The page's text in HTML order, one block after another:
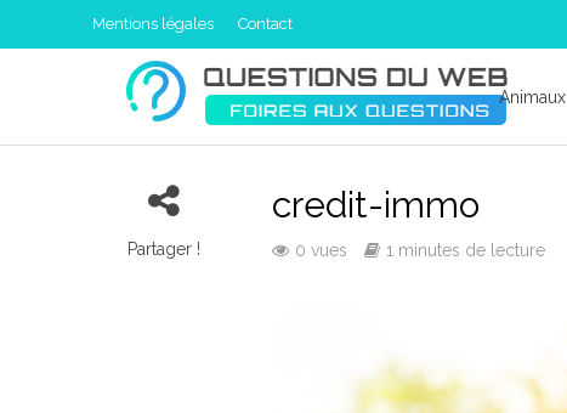
Mentions légales Contact
Animaux
Partager !
credit-immo
0 vues 1 minutes de lecture